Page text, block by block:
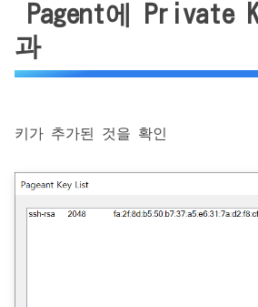
Pagent에 Private
과
키가 추가된 것을 확인